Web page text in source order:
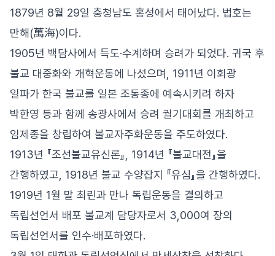
1879년 8월 29일 충청남도 홍성에서 태어났다. 법호는
만해(萬海)이다.
1905년 백담사에서 득도·수계하며 승려가 되었다. 귀국 후
불교 대중화와 개혁운동에 나섰으며, 1911년 이회광
일파가 한국 불교를 일본 조동종에 예속시키려 하자
박한영 등과 함께 송광사에서 승려 궐기대회를 개최하고
임제종을 창립하여 불교자주화운동을 주도하였다.
1913년 『조선불교유신론』, 1914년 『불교대전』을
간행하였고, 1918년 불교 수양잡지 『유심』을 간행하였다.
1919년 1월 말 최린과 만나 독립운동을 결의하고
독립선언서 배포 불교계 담당자로서 3,000여 장의
독립선언서를 인수·배포하였다.